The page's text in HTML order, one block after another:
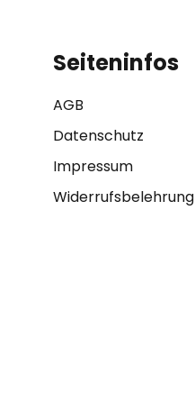
Seiteninfos
AGB
Datenschutz
Impressum
Widerrufsbelehrung